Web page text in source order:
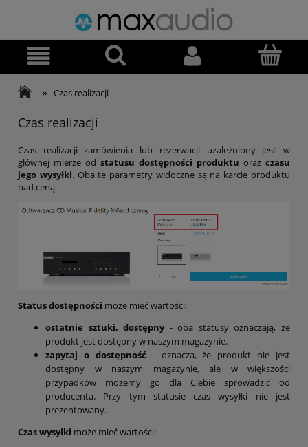
» Czas realizacji
Czas realizacji
Czas realizacji zamówienia lub rezerwacji uzależniony jest w
głównej mierze od statusu dostępności produktu oraz czasu
jego wysyłki. Oba te parametry widoczne są na karcie produktu
nad ceną.
Status dostępności może mieć wartości:
ostatnie sztuki, dostępny - oba statusy oznaczają, że
produkt jest dostępny w naszym magazynie.
zapytaj o dostępność - oznacza, że produkt nie jest
dostępny w naszym magazynie, ale w większości
przypadków możemy go dla Ciebie sprowadzić od
producenta. Przy tym statusie czas wysyłki nie jest
prezentowany.
Czas wysyłki może mieć wartości: